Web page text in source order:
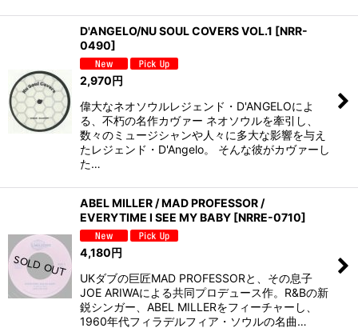
D'ANGELO/NU SOUL COVERS VOL.1 [NRR-
0490]
2,970円
偉大なネオソウルレジェンド・D'ANGELOによ
る、不朽の名作カヴァー ネオソウルを牽引し、
数々のミュージシャンや人々に多大な影響を与え
たレジェンド・D'Angelo。 そんな彼がカヴァーし
た…
ABEL MILLER / MAD PROFESSOR /
EVERYTIME I SEE MY BABY [NRRE-0710]
4,180円
UKダブの巨匠MAD PROFESSORと、その息子
JOE ARIWAによる共同プロデュース作。R&Bの新
鋭シンガー、ABEL MILLERをフィーチャーし、
1960年代フィラデルフィア・ソウルの名曲…